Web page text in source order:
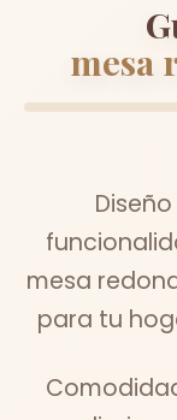
mesa
mesa
para tu